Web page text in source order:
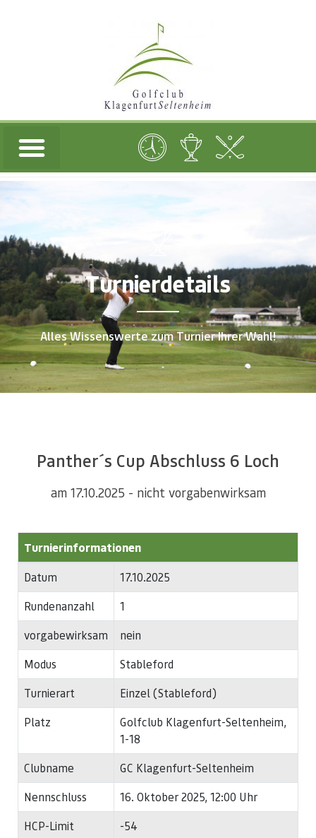
Turnierdetails
Alles Wissenswerte zum Turnier Ihrer Wahl!
Panther´s Cup Abschluss 6 Loch
am 17.10.2025 - nicht vorgabenwirksam
Turnierinformationen
Datum
17.10.2025
Rundenanzahl
1
vorgabewirksam
nein
Modus
Stableford
Turnierart
Einzel (Stableford)
Platz
Golfclub Klagenfurt-Seltenheim,
1-18
Clubname
GC Klagenfurt-Seltenheim
Nennschluss
16. Oktober 2025, 12:00 Uhr
HCP-Limit
-54